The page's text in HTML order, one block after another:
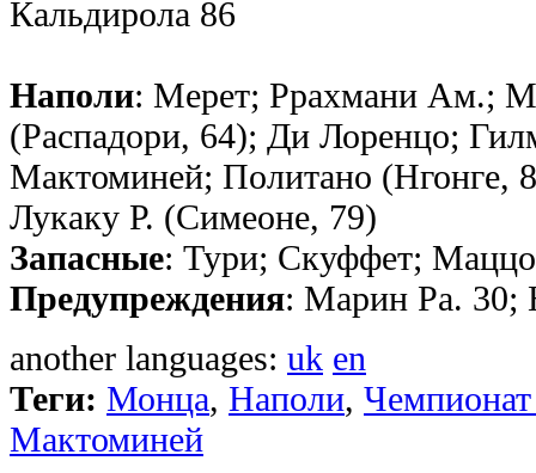
Кальдирола 86
Наполи: Мерет; Ррахмани Ам.;
(Распадори, 64); Ди Лоренцо;
Мактоминей; Политано (Нгонге,
Лукаку Р. (Симеоне, 79)
Запасные: Тури; Скуффет;
Предупреждения: Марин Ра. 30;
another languages: uk en
Теги: Монца, Наполи,
Мактоминей